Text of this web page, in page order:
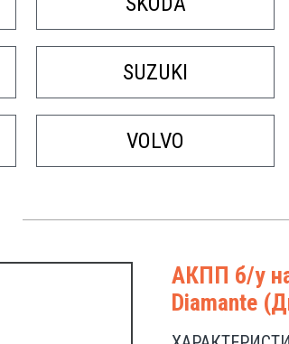
SUZUKI
VOLVO
АКПП б/у
Diamante